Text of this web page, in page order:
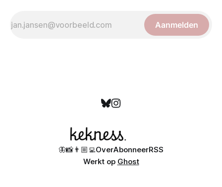
Aanmelden
🦋📸👨🏼‍💻OverAbonneerRSS
Werkt op Ghost